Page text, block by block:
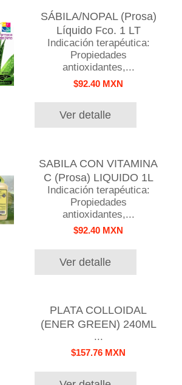
SÁBILA/NOPAL (Prosa)
Líquido Fco. 1 LT
Indicación terapéutica:
Propiedades
antioxidantes,...
$92.40 MXN
Ver detalle
SABILA CON VITAMINA
C (Prosa) LIQUIDO 1L
Indicación terapéutica:
Propiedades
antioxidantes,...
$92.40 MXN
Ver detalle
PLATA COLLOIDAL
(ENER GREEN) 240ML
...
$157.76 MXN